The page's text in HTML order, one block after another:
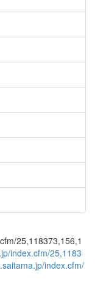
25,118373,156,1
index.cfm/25,1183
index.cfm/